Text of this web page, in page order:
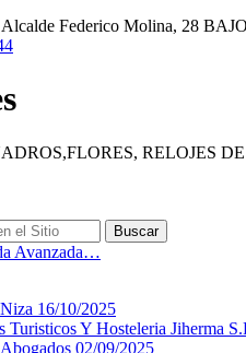
Federico Molina, 28 BAJO
RELOJES
Avanzada…
16/10/2025
Turisticos Y Hosteleria Jiherma
02/09/2025